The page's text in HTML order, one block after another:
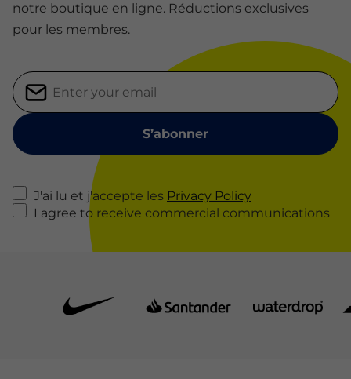
notre boutique en ligne. Réductions exclusives
pour les membres.
J'ai lu et j'accepte les Privacy Policy
I agree to receive commercial communications